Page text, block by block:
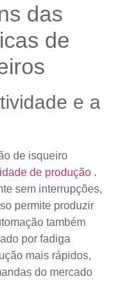
das
de
e a
de isqueiro
de produção .
sem interrupções,
permite produzir
também
por fadiga
mais rápidos,
do mercado